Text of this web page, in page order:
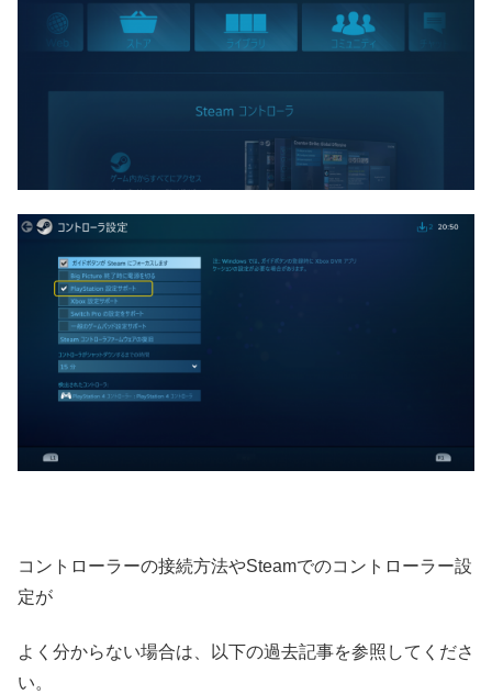
コントローラーの接続方法やSteamでのコントローラー設
定が
よく分からない場合は、以下の過去記事を参照してくださ
い。